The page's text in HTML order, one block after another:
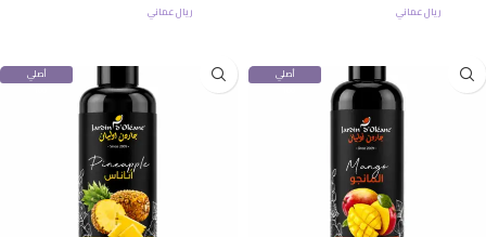
ريال عماني ريال عماني
أصلي
أصلي